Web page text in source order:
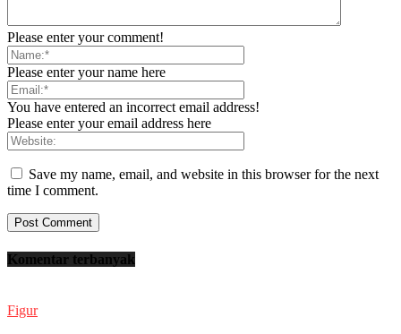
Please enter your comment!
Please enter your name here
You have entered an incorrect email address!
Please enter your email address here
Save my name, email, and website in this browser for the next
time I comment.
Komentar terbanyak
Figur